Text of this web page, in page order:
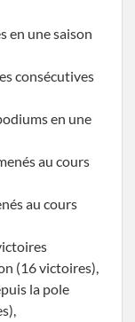
en une saison
consécutives
en une
au cours
au cours
(16 victoires),
la pole